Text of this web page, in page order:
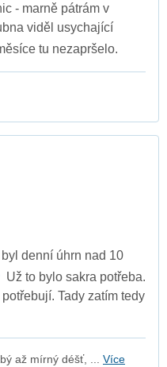
- marně pátrám v
viděl usychající
tu nezapršelo.
denní úhrn nad 10
Už to bylo sakra potřeba.
Tady zatím tedy
až mírný déšť, ... Více